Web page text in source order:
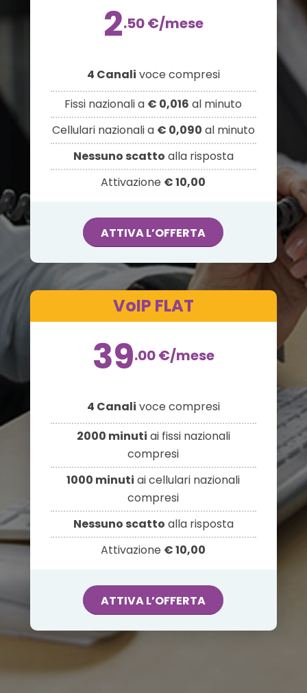
2.50€/mese
4 Canali voce compresi
Fissi nazionali a € 0,016 al minuto
Cellulari nazionali a € 0,090 al minuto
Nessuno scatto alla risposta
Attivazione € 10,00
ATTIVA L’OFFERTA
VoIP FLAT
39.00€/mese
4 Canali voce compresi
2000 minuti ai fissi nazionali
compresi
1000 minuti ai cellulari nazionali
compresi
Nessuno scatto alla risposta
Attivazione € 10,00
ATTIVA L’OFFERTA